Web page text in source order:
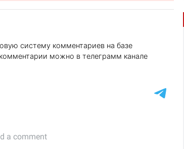
систему комментариев на базе
можно в телеграмм канале